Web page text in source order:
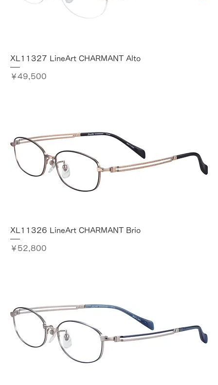
XL11327 LineArt CHARMANT Alto
価格
￥49,500
XL11326 LineArt CHARMANT Brio
価格
￥52,800